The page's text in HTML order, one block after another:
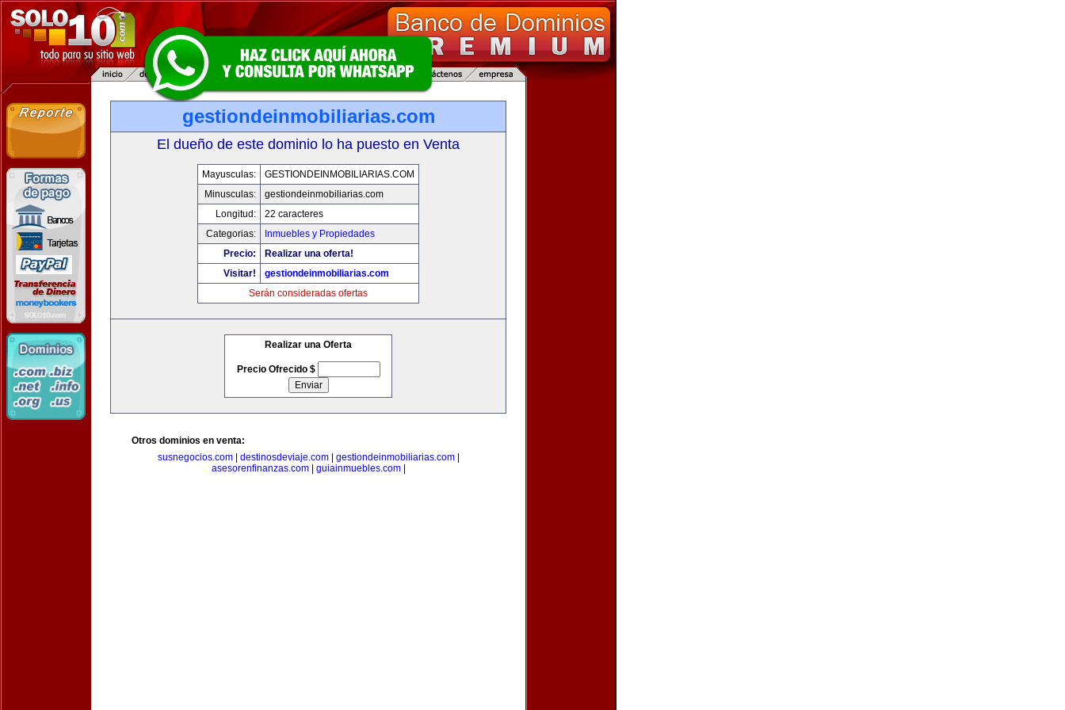
gestiondeinmobiliarias.com
El dueño de este dominio lo ha puesto en Venta
Mayusculas:
GESTIONDEINMOBILIARIAS.COM
Minusculas:
gestiondeinmobiliarias.com
Longitud:
22 caracteres
Categorias:
Inmuebles y Propiedades
Precio:
Realizar una oferta!
Visitar!
gestiondeinmobiliarias.com
Serán consideradas ofertas
Realizar una Oferta
Precio Ofrecido $
Otros dominios en venta:
susnegocios.com| destinosdeviaje.com| gestiondeinmobiliarias.com|
asesorenfinanzas.com| guiainmuebles.com|